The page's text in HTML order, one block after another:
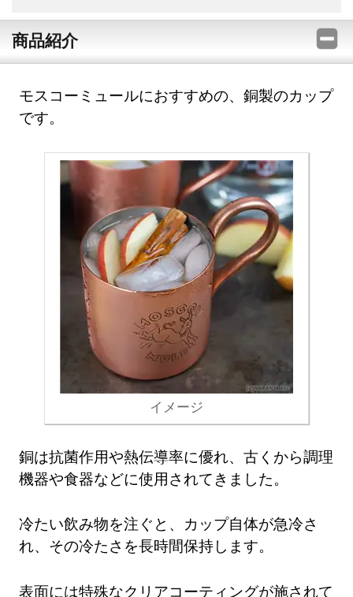
商品紹介
モスコーミュールにおすすめの、銅製のカップ
です。
イメージ
銅は抗菌作用や熱伝導率に優れ、古くから調理
機器や食器などに使用されてきました。
冷たい飲み物を注ぐと、カップ自体が急冷さ
れ、その冷たさを長時間保持します。
表面には特殊なクリアコーティングが施されて